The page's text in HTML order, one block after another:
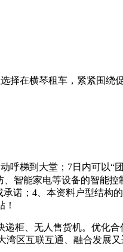
择在横琴租车，紧紧围绕
呼梯到大堂；7日内可以“
智能家电等设备的智能
诺；4、本资料户型结构
、无人售货机。优化合
区互联互通、融合发展